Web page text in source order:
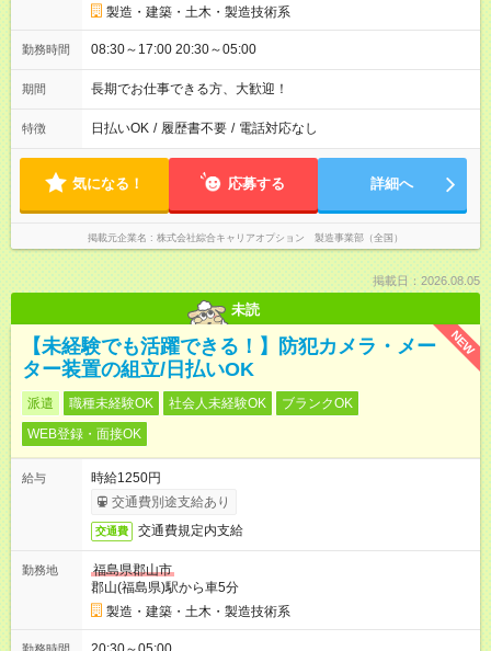
製造・建築・土木・製造技術系
勤務時間 08:30～17:00 20:30～05:00
期間 長期でお仕事できる方、大歓迎！
特徴 日払いOK / 履歴書不要 / 電話対応なし
気になる！ 応募する 詳細へ
掲載元企業名 株式会社綜合キャリアオプション 製造事業部（全国）
掲載日：2026.08.05
未読
NEW
【未経験でも活躍できる！】防犯カメラ・メー
ター装置の組立/日払いOK
派遣 職種未経験OK 社会人未経験OK
ブランクOK
WEB登録・面接OK
給与
時給1250円
交通費別途支給あり
交通費 交通費規定内支給
勤務地
福島県郡山市
郡山(福島県)駅から車5分
製造・建築・土木・製造技術系